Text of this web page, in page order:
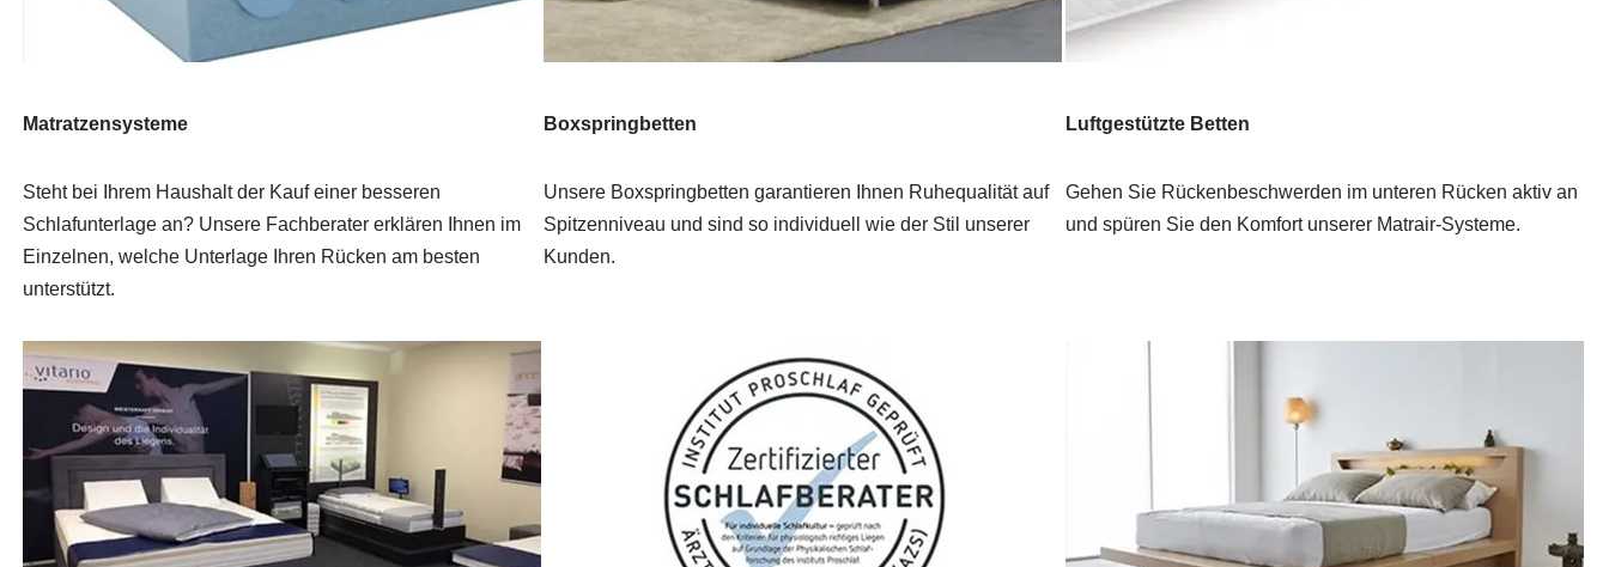
Matratzensysteme
Steht bei Ihrem Haushalt der Kauf einer besseren
Schlafunterlage an? Unsere Fachberater erklären Ihnen im
Einzelnen, welche Unterlage Ihren Rücken am besten
unterstützt.
Boxspringbetten
Unsere Boxspringbetten garantieren Ihnen Ruhequalität auf
Spitzenniveau und sind so individuell wie der Stil unserer
Kunden.
Luftgestützte Betten
Gehen Sie Rückenbeschwerden im unteren Rücken aktiv an
und spüren Sie den Komfort unserer Matrair-Systeme.